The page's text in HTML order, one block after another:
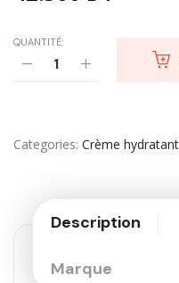
QUANTITÉ:
Categories Crème
Description
Marque